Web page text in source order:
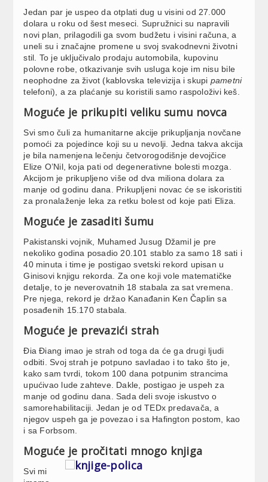
Jedan par je uspeo da otplati dug u visini od 27.000
dolara u roku od šest meseci. Supružnici su napravili
novi plan, prilagodili ga svom budžetu i visini računa, a
uneli su i značajne promene u svoj svakodnevni životni
stil. To je uključivalo prodaju automobila, kupovinu
polovne robe, otkazivanje svih usluga koje im nisu bile
neophodne za život (kablovska televizija i skupi pametni
telefoni), a za plaćanje su koristili samo raspoloživi keš.
Moguće je prikupiti veliku sumu novca
Svi smo čuli za humanitarne akcije prikupljanja novčane
pomoći za pojedince koji su u nevolji. Jedna takva akcija
je bila namenjena lečenju četvorogodišnje devojčice
Elize O’Nil, koja pati od degenerativne bolesti mozga.
Akcijom je prikupljeno više od dva miliona dolara za
manje od godinu dana. Prikupljeni novac će se iskoristiti
za pronalaženje leka za retku bolest od koje pati Eliza.
Moguće je zasaditi šumu
Pakistanski vojnik, Muhamed Jusug Džamil je pre
nekoliko godina posadio 20.101 stablo za samo 18 sati i
40 minuta i time je postigao svetski rekord upisan u
Ginisovi knjigu rekorda. Za one koji vole matematičke
detalje, to je neverovatnih 18 stabala za sat vremena.
Pre njega, rekord je držao Kanađanin Ken Čaplin sa
posađenih 15.170 stabala.
Moguće je prevazići strah
Đia Điang imao je strah od toga da će ga drugi ljudi
odbiti. Svoj strah je potpuno savladao i to tako što je,
kako sam tvrdi, tokom 100 dana potpunim strancima
upućivao lude zahteve. Dakle, postigao je uspeh za
manje od godinu dana. Sada deli svoje iskustvo o
samorehabilitaciji. Jedan je od TEDx predavača, a
njegov uspeh ga je povezao i sa Hafington postom, kao
i sa Forbsom.
Moguće je pročitati mnogo knjiga
Svi mi